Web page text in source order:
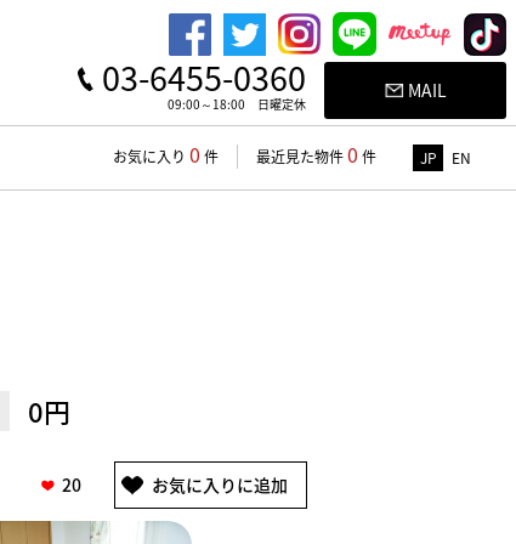
03-6455-0360
09:00～18:00 日曜定休
MAIL
お気に入り 0 件 最近見た物件0 件 JP EN
0円
20